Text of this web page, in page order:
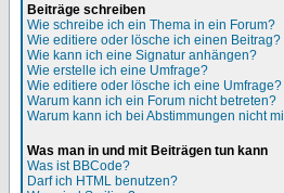
Beiträge schreiben
Wie schreibe ich ein Thema in ein Forum?
Wie editiere oder lösche ich einen Beitrag?
Wie kann ich eine Signatur anhängen?
Wie erstelle ich eine Umfrage?
Wie editiere oder lösche ich eine Umfrage?
Warum kann ich ein Forum nicht betreten?
Warum kann ich bei Abstimmungen nicht
Was man in und mit Beiträgen tun kann
Was ist BBCode?
Darf ich HTML benutzen?